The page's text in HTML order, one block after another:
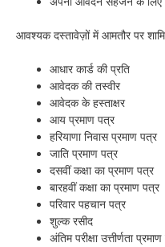
आवश्यक दस्तावेज़ों में आमतौर पर
आधार कार्ड की प्रति
आवेदक की तस्वीर
आवेदक के हस्ताक्षर
आय प्रमाण पत्र
हरियाणा निवास प्रमाण पत्र
जाति प्रमाण पत्र
दसवीं कक्षा का प्रमाण पत्र
बारहवीं कक्षा का प्रमाण पत्र
परिवार पहचान पत्र
शुल्क रसीद
अंतिम परीक्षा उत्तीर्णता